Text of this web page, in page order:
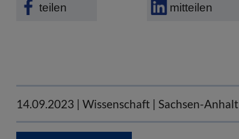
teilen mitteilen
14.09.2023 | Wissenschaft | Sachsen-Anhalt